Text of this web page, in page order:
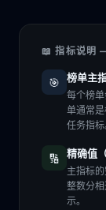
📖 指标说明
🎯 榜单主
每个榜
单通常
任务指标
🔢 精确值
主指标
整数分
示。